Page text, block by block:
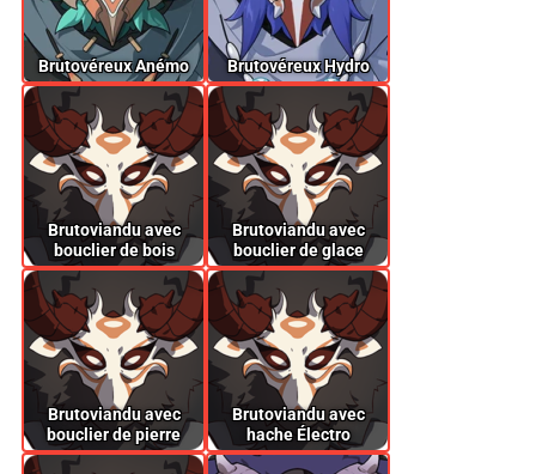
Brutovéreux Anémo Brutovéreux Hydro
Brutoviandu avec
bouclier de bois
Brutoviandu avec
bouclier de glace
Brutoviandu avec
bouclier de pierre
Brutoviandu avec
hache Électro